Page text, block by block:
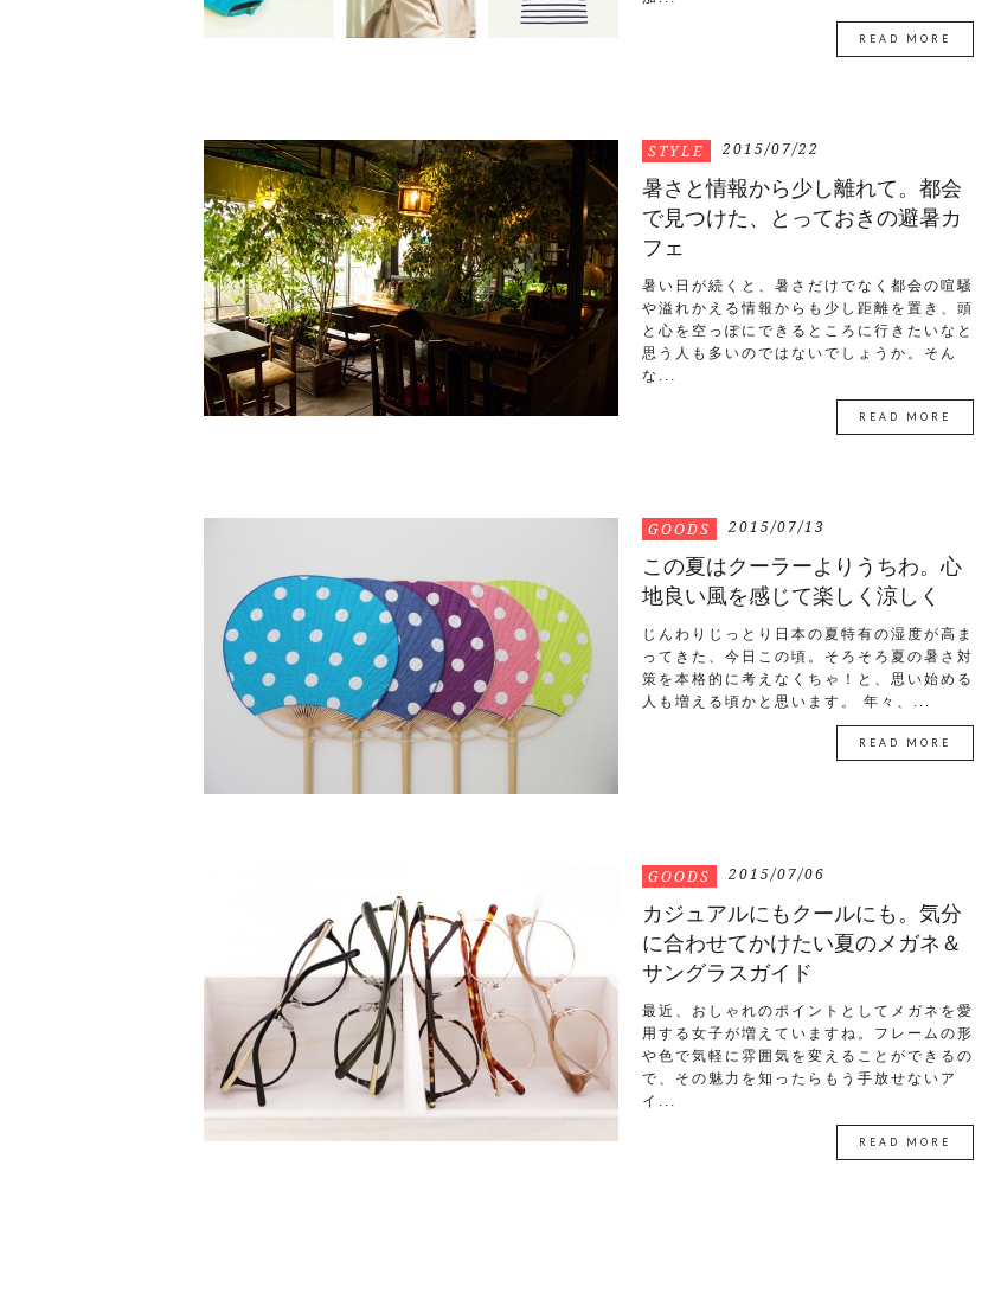
READ MORE
STYLE 2015/07/22
暑さと情報から少し離れて。都会
で見つけた、とっておきの避暑カ
フェ
暑い日が続くと、暑さだけでなく都会の喧騒
や溢れかえる情報からも少し距離を置き、頭
と心を空っぽにできるところに行きたいなと
思う人も多いのではないでしょうか。そん
な...
READ MORE
GOODS 2015/07/13
この夏はクーラーよりうちわ。心
地良い風を感じて楽しく涼しく
じんわりじっとり日本の夏特有の湿度が高ま
ってきた、今日この頃。そろそろ夏の暑さ対
策を本格的に考えなくちゃ！と、思い始める
人も増える頃かと思います。 年々、...
READ MORE
GOODS 2015/07/06
カジュアルにもクールにも。気分
に合わせてかけたい夏のメガネ＆
サングラスガイド
最近、おしゃれのポイントとしてメガネを愛
用する女子が増えていますね。フレームの形
や色で気軽に雰囲気を変えることができるの
で、その魅力を知ったらもう手放せないア
イ...
READ MORE